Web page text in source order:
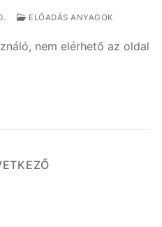
ELŐADÁS ANYAGOK
nem elérhető az oldal